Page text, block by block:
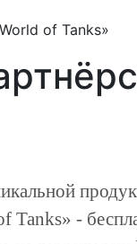
of Tanks»
-